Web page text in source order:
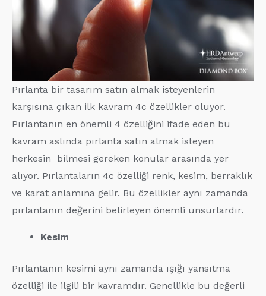
Pırlanta bir tasarım satın almak isteyenlerin
karşısına çıkan ilk kavram 4c özellikler oluyor.
Pırlantanın en önemli 4 özelliğini ifade eden bu
kavram aslında pırlanta satın almak isteyen
herkesin bilmesi gereken konular arasında yer
alıyor. Pırlantaların 4c özelliği renk, kesim, berraklık
ve karat anlamına gelir. Bu özellikler aynı zamanda
pırlantanın değerini belirleyen önemli unsurlardır.
Kesim
Pırlantanın kesimi aynı zamanda ışığı yansıtma
özelliği ile ilgili bir kavramdır. Genellikle bu değerli